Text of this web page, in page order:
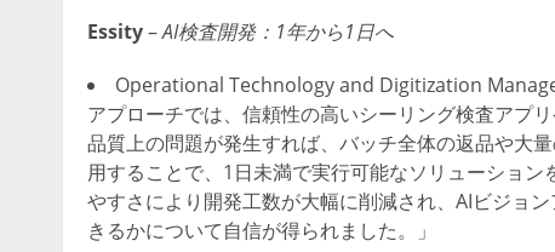
Essity–AI検査開発：1年から1日へ
Operational Technology and Digitization
アプローチでは、信頼性の高いシーリング検査アプ
品質上の問題が発生すれば、バッチ全体の返品や大
用することで、1日未満で実行可能なソリューショ
やすさにより開発工数が大幅に削減され、AIビジョ
きるかについて自信が得られました。」